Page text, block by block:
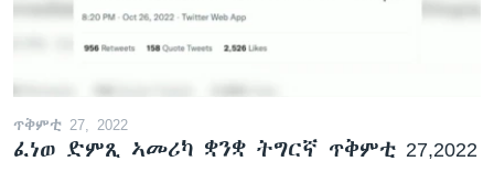
ጥቅምቲ 27, 2022
ፈነወ ድምጺ ኣመሪካ ቋንቋ ትግርኛ ጥቅምቲ 27,2022